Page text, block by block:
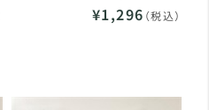
¥1,296 （税込）